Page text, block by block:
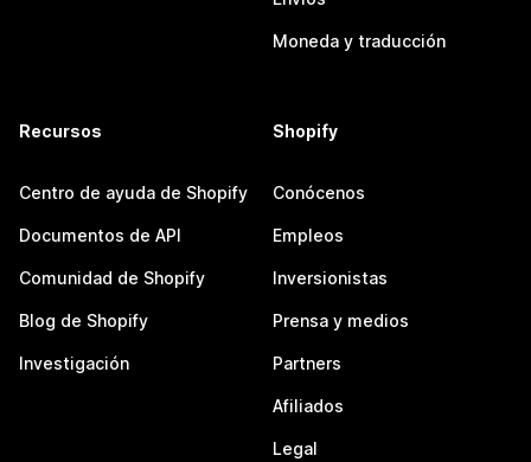
Moneda y traducción
Recursos
Centro de ayuda de Shopify
Documentos de API
Comunidad de Shopify
Blog de Shopify
Investigación
Shopify
Conócenos
Empleos
Inversionistas
Prensa y medios
Partners
Afiliados
Legal